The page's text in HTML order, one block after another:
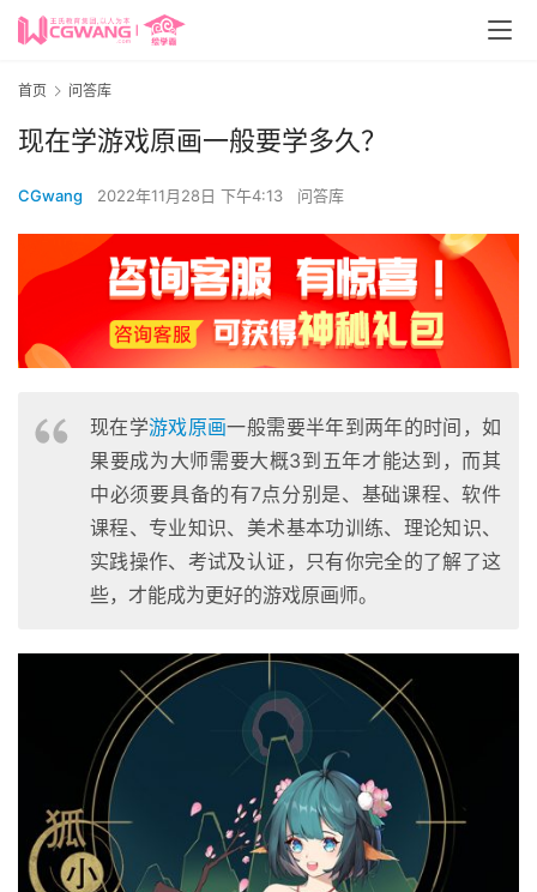
首页 问答库
现在学游戏原画一般要学多久？
CGwang 2022年11月28日 下午4:13 问答库
现在学游戏原画一般需要半年到两年的时间，如
果要成为大师需要大概3到五年才能达到，而其
中必须要具备的有7点分别是、基础课程、软件
课程、专业知识、美术基本功训练、理论知识、
实践操作、考试及认证，只有你完全的了解了这
些，才能成为更好的游戏原画师。